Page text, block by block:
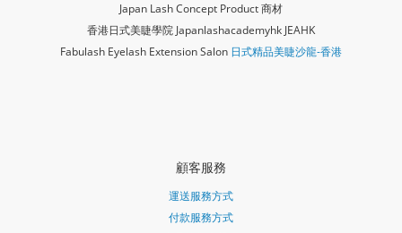
Japan Lash Concept Product 商材
香港日式美睫學院 Japanlashacademyhk JEAHK
Fabulash Eyelash Extension Salon 日式精品美睫沙龍-香港
顧客服務
運送服務方式
付款服務方式